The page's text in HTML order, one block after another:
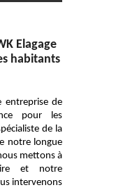
Elagage
habitants
de
pour les
de la
notre longue
mettons à
et notre
intervenons